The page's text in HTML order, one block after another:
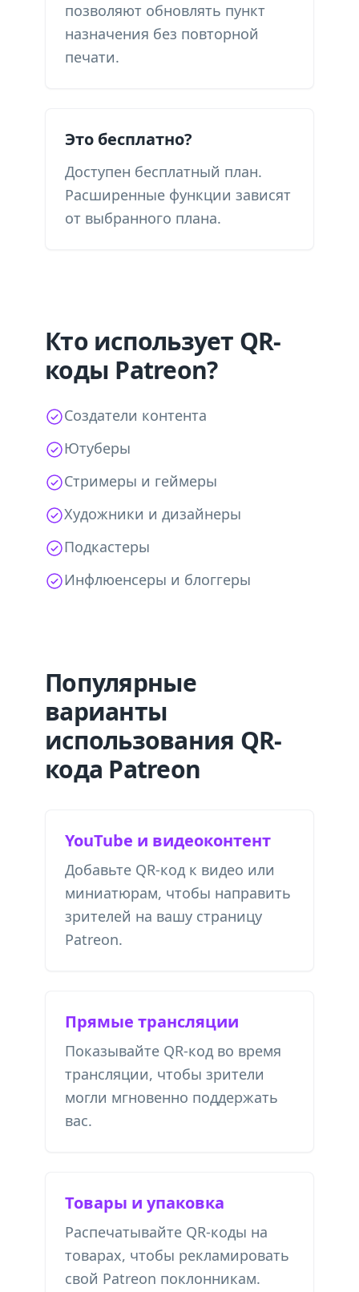
позволяют обновлять пункт
назначения без повторной
печати.
Это бесплатно?
Доступен бесплатный план.
Расширенные функции зависят
от выбранного плана.
Кто использует QR-
коды Patreon?
Создатели контента
Ютуберы
Стримеры и геймеры
Художники и дизайнеры
Подкастеры
Инфлюенсеры и блоггеры
Популярные
варианты
использования QR-
кода Patreon
YouTube и видеоконтент
Добавьте QR-код к видео или
миниатюрам, чтобы направить
зрителей на вашу страницу
Patreon.
Прямые трансляции
Показывайте QR-код во время
трансляции, чтобы зрители
могли мгновенно поддержать
вас.
Товары и упаковка
Распечатывайте QR-коды на
товарах, чтобы рекламировать
свой Patreon поклонникам.